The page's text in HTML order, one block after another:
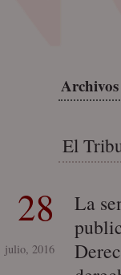
El
28
julio, 2016
La